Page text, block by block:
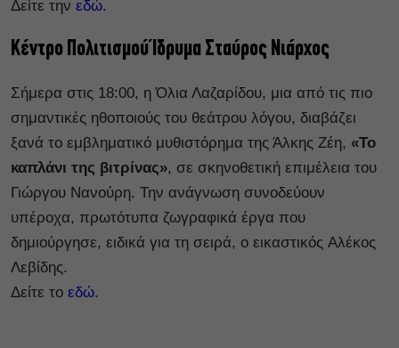
Δείτε την εδώ.
Κέντρο Πολιτισμού Ίδρυμα Σταύρος Νιάρχος
Σήμερα στις 18:00, η Όλια Λαζαρίδου, μια από τις πιο
σημαντικές ηθοποιούς του θεάτρου λόγου, διαβάζει
ξανά το εμβληματικό μυθιστόρημα της Άλκης Ζέη, «Το
καπλάνι της βιτρίνας», σε σκηνοθετική επιμέλεια του
Γιώργου Νανούρη. Την ανάγνωση συνοδεύουν
υπέροχα, πρωτότυπα ζωγραφικά έργα που
δημιούργησε, ειδικά για τη σειρά, ο εικαστικός Αλέκος
Λεβίδης.
Δείτε το εδώ.